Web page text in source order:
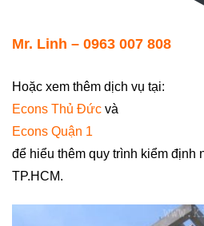
Mr. Linh – 0963 007 808
Hoặc xem thêm dịch vụ tại:
Econs Thủ Đức và
Econs Quận 1
để hiểu thêm quy trình kiểm định
TP.HCM.